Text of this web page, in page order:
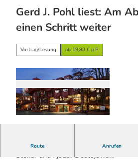
Gerd J. Pohl liest: Am
einen Schritt weiter
Vortrag/Lesung ab 19,80 € p.P.
Route Anrufen
Gerd J. Pohl liest Grenzwertiges von
Stoker und Fjodor Dostojewski